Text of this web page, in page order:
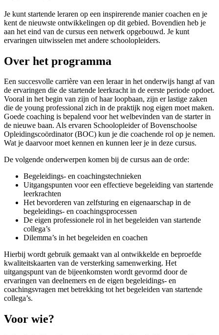
Je kunt startende leraren op een inspirerende manier coachen en je
kent de nieuwste ontwikkelingen op dit gebied. Bovendien heb je
aan het eind van de cursus een netwerk opgebouwd. Je kunt
ervaringen uitwisselen met andere schoolopleiders.
Over het programma
Een succesvolle carrière van een leraar in het onderwijs hangt af van
de ervaringen die de startende leerkracht in de eerste periode opdoet.
Vooral in het begin van zijn of haar loopbaan, zijn er lastige zaken
die de young professional zich in de praktijk nog eigen moet maken.
Goede coaching is bepalend voor het welbevinden van de starter in
de nieuwe baan. Als ervaren Schoolopleider of Bovenschoolse
Opleidingscoördinator (BOC) kun je die coachende rol op je nemen.
Wat je daarvoor moet kennen en kunnen leer je in deze cursus.
De volgende onderwerpen komen bij de cursus aan de orde:
Begeleidings- en coachingstechnieken
Uitgangspunten voor een effectieve begeleiding van startende
leerkrachten
Het bevorderen van zelfsturing en eigenaarschap in de
begeleidings- en coachingsprocessen
De eigen professionele rol in het begeleiden van startende
collega’s
Dilemma’s in het begeleiden en coachen
Hierbij wordt gebruik gemaakt van al ontwikkelde en beproefde
kwaliteitskaarten van de versterking samenwerking. Het
uitgangspunt van de bijeenkomsten wordt gevormd door de
ervaringen van deelnemers en de eigen begeleidings- en
coachingsvragen met betrekking tot het begeleiden van startende
collega’s.
Voor wie?